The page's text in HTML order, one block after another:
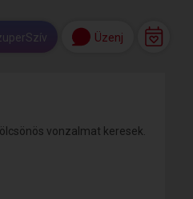
Üzenj
vonzalmat keresek.